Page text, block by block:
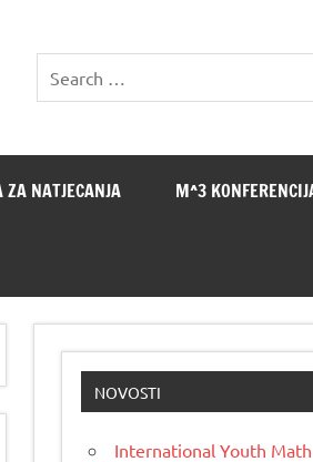
NATJECANJA M^3
NOVOSTI
International Youth Math